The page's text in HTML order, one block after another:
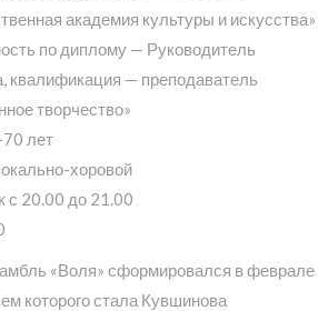
академия культуры и искусства»
по диплому — Руководитель
квалификация — преподаватель
творчество»
70 лет
хоровой
с 20.00 до 21.00
«Воля» сформировался в феврале
которого стала Кувшинова